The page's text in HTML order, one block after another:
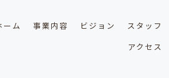
ーム 事業内容 ビジョン スタッフ
アクセス